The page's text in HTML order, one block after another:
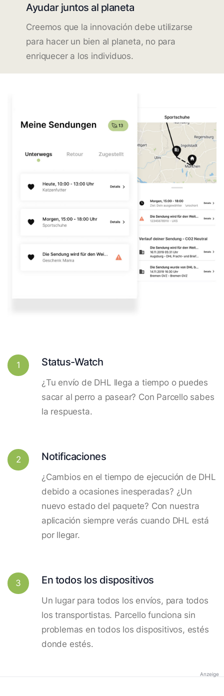
Ayudar juntos al planeta
Creemos que la innovación debe utilizarse
para hacer un bien al planeta, no para
enriquecer a los individuos.
1 Status-Watch
¿Tu envío de DHL llega a tiempo o puedes
sacar al perro a pasear? Con Parcello sabes
la respuesta.
2 Notificaciones
¿Cambios en el tiempo de ejecución de DHL
debido a ocasiones inesperadas? ¿Un
nuevo estado del paquete? Con nuestra
aplicación siempre verás cuando DHL está
por llegar.
3 En todos los dispositivos
Un lugar para todos los envíos, para todos
los transportistas. Parcello funciona sin
problemas en todos los dispositivos, estés
donde estés.
Anzeige